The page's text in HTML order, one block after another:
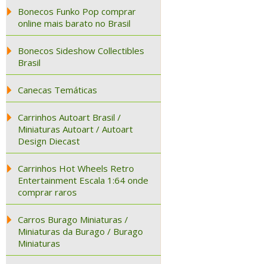
Bonecos Funko Pop comprar
online mais barato no Brasil
Bonecos Sideshow Collectibles
Brasil
Canecas Temáticas
Carrinhos Autoart Brasil /
Miniaturas Autoart / Autoart
Design Diecast
Carrinhos Hot Wheels Retro
Entertainment Escala 1:64 onde
comprar raros
Carros Burago Miniaturas /
Miniaturas da Burago / Burago
Miniaturas